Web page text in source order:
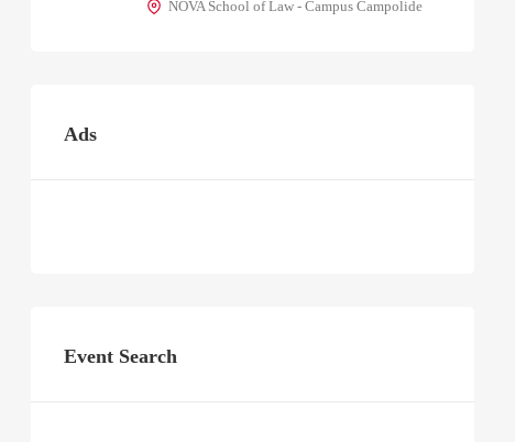
NOVA School of Law - Campus Campolide
Ads
Event Search